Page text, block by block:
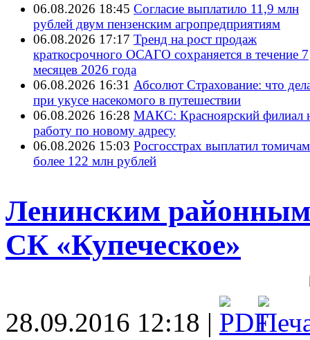
06.08.2026 18:45 Согласие выплатило 11,9 млн
рублей двум пензенским агропредприятиям
06.08.2026 17:17 Тренд на рост продаж
краткосрочного ОСАГО сохраняется в течение 7
месяцев 2026 года
06.08.2026 16:31 Абсолют Страхование: что
при укусе насекомого в путешествии
06.08.2026 16:28 МАКС: Красноярский филиал
работу по новому адресу
06.08.2026 15:03 Росгосстрах выплатил томичам
более 122 млн рублей
Ленинским районным
СК «Купеческое»
28.09.2016 12:18 |